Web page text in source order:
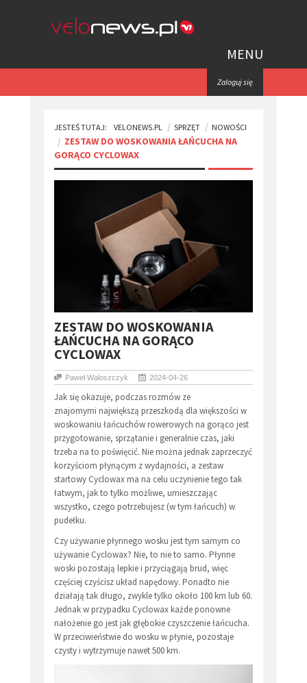
MENU
Zaloguj się
JESTEŚ TUTAJ: VELONEWS.PL SPRZĘT NOWOŚCI
​ZESTAW DO WOSKOWANIA ŁAŃCUCHA NA
GORĄCO CYCLOWAX
​ZESTAW DO WOSKOWANIA
ŁAŃCUCHA NA GORĄCO
CYCLOWAX
Paweł Waloszczyk 2024-04-26
Jak się okazuje, podczas rozmów ze
znajomymi największą przeszkodą dla większości w
woskowaniu łańcuchów rowerowych na gorąco jest
przygotowanie, sprzątanie i generalnie czas, jaki
trzeba na to poświęcić. Nie można jednak zaprzeczyć
korzyściom płynącym z wydajności, a zestaw
startowy Cyclowax ma na celu uczynienie tego tak
łatwym, jak to tylko możliwe, umieszczając
wszystko, czego potrzebujesz (w tym łańcuch) w
pudełku.
Czy używanie płynnego wosku jest tym samym co
używanie Cyclowax? Nie, to nie to samo. Płynne
woski pozostają lepkie i przyciągają brud, więc
częściej czyścisz układ napędowy. Ponadto nie
działają tak długo, zwykle tylko około 100 km lub 60.
Jednak w przypadku Cyclowax każde ponowne
nałożenie go jest jak głębokie czyszczenie łańcucha.
W przeciwieństwie do wosku w płynie, pozostaje
czysty i wytrzymuje nawet 500 km.